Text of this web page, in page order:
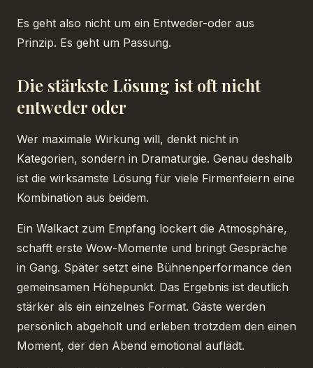
Es geht also nicht um ein Entweder-oder aus
Prinzip. Es geht um Passung.
Die stärkste Lösung ist oft nicht
entweder oder
Wer maximale Wirkung will, denkt nicht in
Kategorien, sondern in Dramaturgie. Genau deshalb
ist die wirksamste Lösung für viele Firmenfeiern eine
Kombination aus beidem.
Ein Walkact zum Empfang lockert die Atmosphäre,
schafft erste Wow-Momente und bringt Gespräche
in Gang. Später setzt eine Bühnenperformance den
gemeinsamen Höhepunkt. Das Ergebnis ist deutlich
stärker als ein einzelnes Format. Gäste werden
persönlich abgeholt und erleben trotzdem den einen
Moment, der den Abend emotional auflädt.